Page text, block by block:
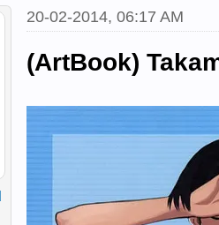
20-02-2014, 06:17 AM
(ArtBook)